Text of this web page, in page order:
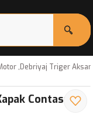
,Debriyaj Triger
Contası